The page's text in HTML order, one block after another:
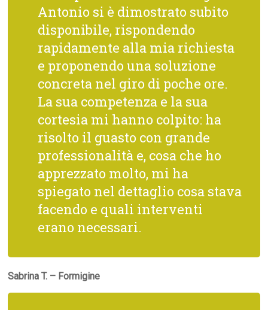
Antonio si è dimostrato subito
disponibile, rispondendo
rapidamente alla mia richiesta
e proponendo una soluzione
concreta nel giro di poche ore.
La sua competenza e la sua
cortesia mi hanno colpito: ha
risolto il guasto con grande
professionalità e, cosa che ho
apprezzato molto, mi ha
spiegato nel dettaglio cosa stava
facendo e quali interventi
erano necessari.
Sabrina T. – Formigine